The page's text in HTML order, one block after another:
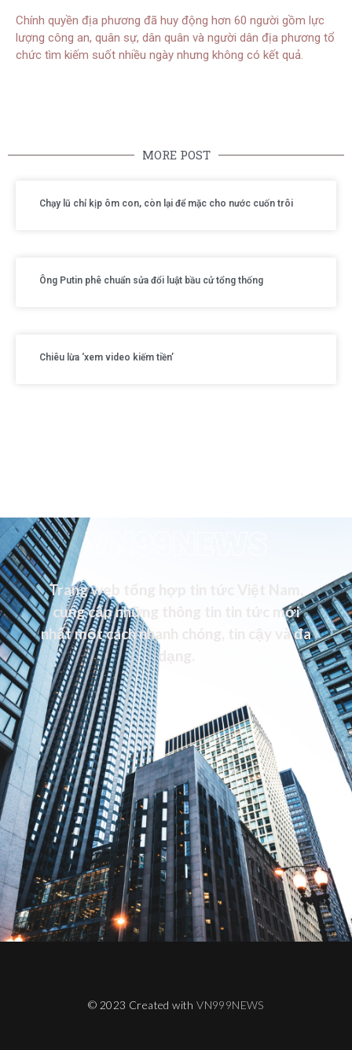
Chính quyền địa phương đã huy động hơn 60 người gồm lực
lượng công an, quân sự, dân quân và người dân địa phương tổ
chức tìm kiếm suốt nhiều ngày nhưng không có kết quả.
MORE POST
Chạy lũ chỉ kịp ôm con, còn lại để mặc cho nước cuốn trôi
Ông Putin phê chuẩn sửa đổi luật bầu cử tổng thống
Chiêu lừa ‘xem video kiếm tiền’
VN99NEWS
Trang web tổng hợp tin tức Việt Nam,
cung cấp những thông tin tin tức mới
nhất một cách nhanh chóng, tin cậy và đa
dạng.
© 2023 Created withVN999NEWS